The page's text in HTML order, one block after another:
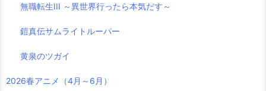
無職転生III ～異世界行ったら本気だす～
鎧真伝サムライトルーパー
黄泉のツガイ
2026春アニメ（4月～6月）